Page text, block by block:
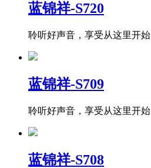
蓝锦祥-S720
聆听好声音，享受从这里开始
蓝锦祥-S709
聆听好声音，享受从这里开始
蓝锦祥-S708